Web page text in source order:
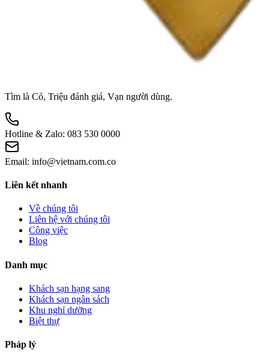
Tìm là Có, Triệu đánh giá, Vạn người dùng.
Hotline & Zalo: 083 530 0000
Email: info@vietnam.com.co
Liên kết nhanh
Về chúng tôi
Liên hệ với chúng tôi
Công việc
Blog
Danh mục
Khách sạn hạng sang
Khách sạn ngân sách
Khu nghỉ dưỡng
Biệt thự
Pháp lý